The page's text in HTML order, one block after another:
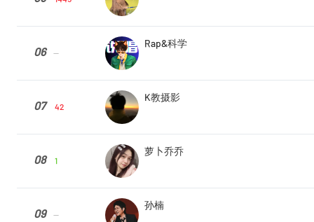
06 --
Rap&科学
07 42
K教摄影
08 1
萝卜乔乔
09 --
孙楠